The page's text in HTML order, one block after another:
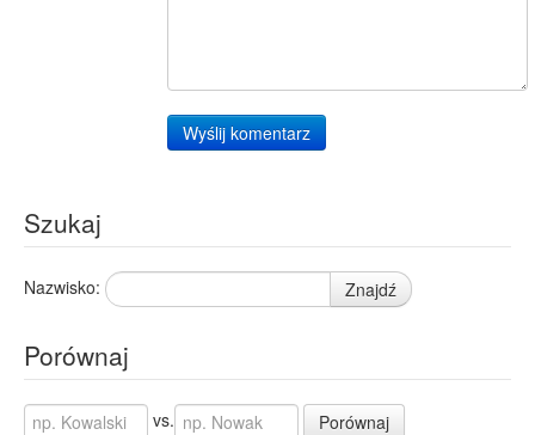
Wyślij komentarz
Szukaj
Nazwisko: Znajdź
Porównaj
vs. Porównaj